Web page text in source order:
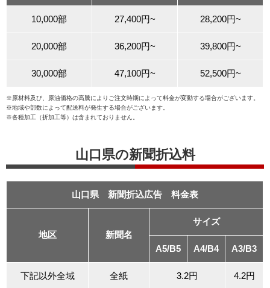
10,000部 27,400円~ 28,200円~
20,000部 36,200円~ 39,800円~
30,000部 47,100円~ 52,500円~
※原材料及び、原油価格の高騰によりご注文時期によって料金が変動する場合がございます。
※地域や部数によって配送料が発生する場合がございます。
※各種加工（折加工等）は含まれておりません。
山口県の新聞折込料
山口県 新聞折込広告 料金表
地区 新聞名
サイズ
A5/B5 A4/B4 A3/B3
下記以外全域 全紙 3.2円 4.2円